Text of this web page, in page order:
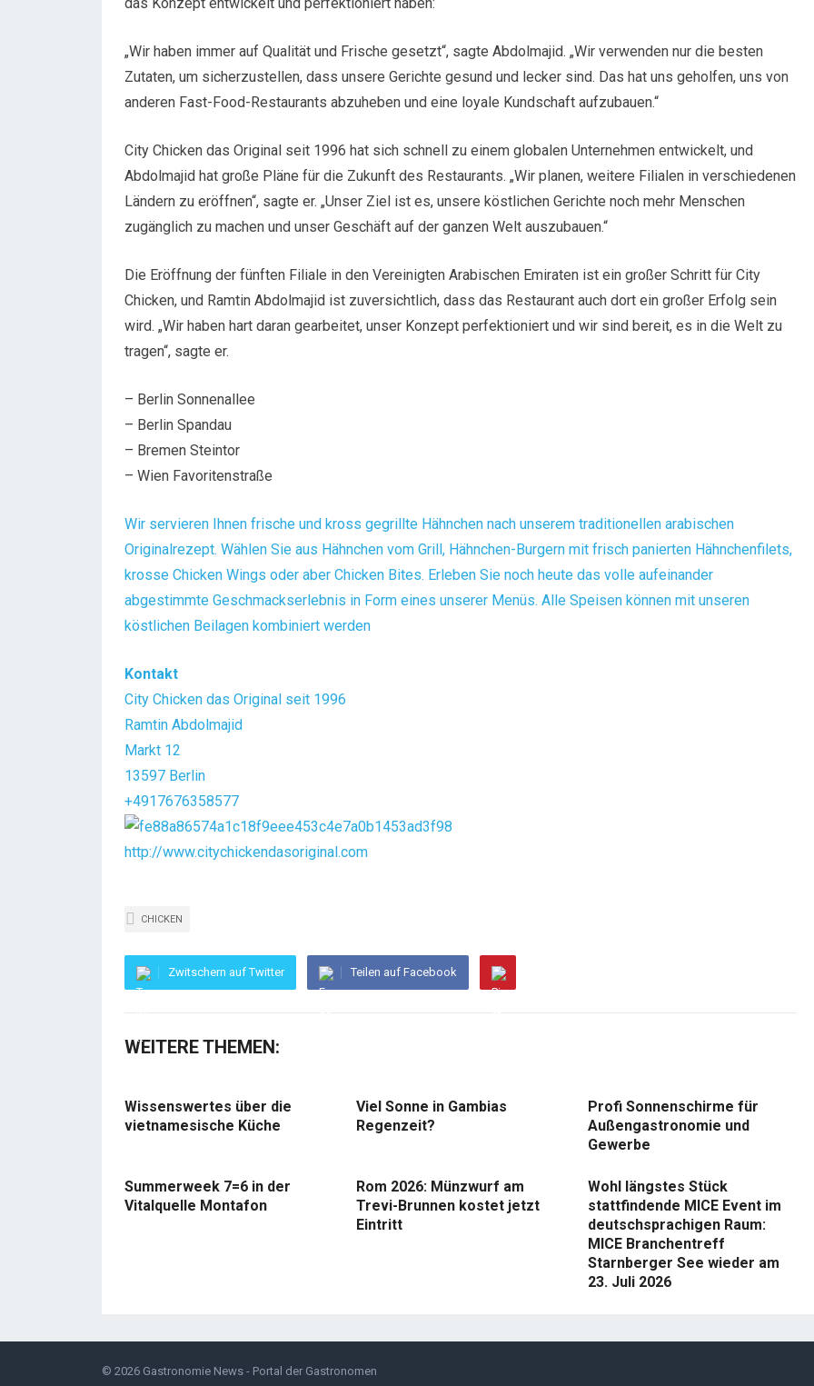
„Wir haben immer auf Qualität und Frische gesetzt“, sagte Abdolmajid. „Wir verwenden nur die besten
Zutaten, um sicherzustellen, dass unsere Gerichte gesund und lecker sind. Das hat uns geholfen, uns von
anderen Fast-Food-Restaurants abzuheben und eine loyale Kundschaft aufzubauen.“
City Chicken das Original seit 1996 hat sich schnell zu einem globalen Unternehmen entwickelt, und
Abdolmajid hat große Pläne für die Zukunft des Restaurants. „Wir planen, weitere Filialen in verschiedenen
Ländern zu eröffnen“, sagte er. „Unser Ziel ist es, unsere köstlichen Gerichte noch mehr Menschen
zugänglich zu machen und unser Geschäft auf der ganzen Welt auszubauen.“
Die Eröffnung der fünften Filiale in den Vereinigten Arabischen Emiraten ist ein großer Schritt für City
Chicken, und Ramtin Abdolmajid ist zuversichtlich, dass das Restaurant auch dort ein großer Erfolg sein
wird. „Wir haben hart daran gearbeitet, unser Konzept perfektioniert und wir sind bereit, es in die Welt zu
tragen“, sagte er.
– Berlin Sonnenallee
– Berlin Spandau
– Bremen Steintor
– Wien Favoritenstraße
Wir servieren Ihnen frische und kross gegrillte Hähnchen nach unserem traditionellen arabischen
Originalrezept. Wählen Sie aus Hähnchen vom Grill, Hähnchen-Burgern mit frisch panierten Hähnchenfilets,
krosse Chicken Wings oder aber Chicken Bites. Erleben Sie noch heute das volle aufeinander
abgestimmte Geschmackserlebnis in Form eines unserer Menüs. Alle Speisen können mit unseren
köstlichen Beilagen kombiniert werden
Kontakt
City Chicken das Original seit 1996
Ramtin Abdolmajid
Markt 12
13597 Berlin
+4917676358577
http://www.citychickendasoriginal.com
CHICKEN
Zwitschern auf Twitter Teilen auf Facebook
WEITERE THEMEN:
Wissenswertes über die
vietnamesische Küche
Viel Sonne in Gambias
Regenzeit?
Profi Sonnenschirme für
Außengastronomie und
Gewerbe
Summerweek 7=6 in der
Vitalquelle Montafon
Rom 2026: Münzwurf am
Trevi-Brunnen kostet jetzt
Eintritt
Wohl längstes Stück
stattfindende MICE Event im
deutschsprachigen Raum:
MICE Branchentreff
Starnberger See wieder am
23. Juli 2026
© 2026 Gastronomie News - Portal der Gastronomen